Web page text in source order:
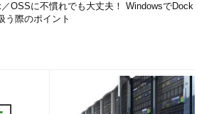
／OSSに不慣れでも大丈夫！ WindowsでDock
う際のポイント